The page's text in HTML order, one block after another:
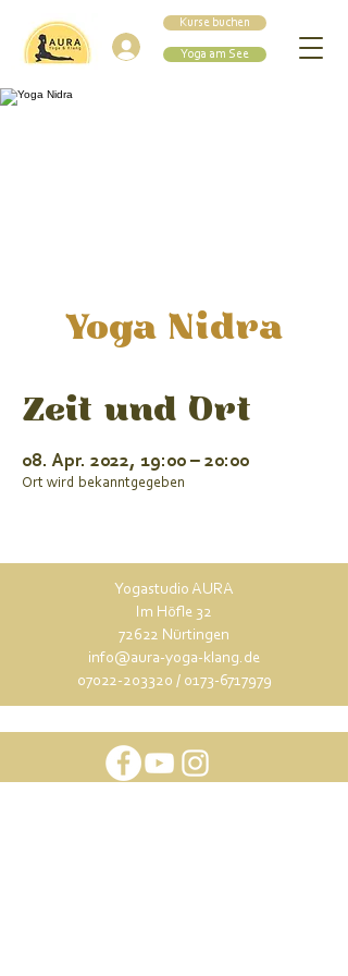
Kurse buchen
Einloggen Yoga am See
Yoga Nidra
Zeit und Ort
08. Apr. 2022, 19:00 – 20:00
Ort wird bekanntgegeben
Yogastudio AURA
Im Höfle 32
72622 Nürtingen
info@aura-yoga-klang.de
07022-203320 / 0173-6717979